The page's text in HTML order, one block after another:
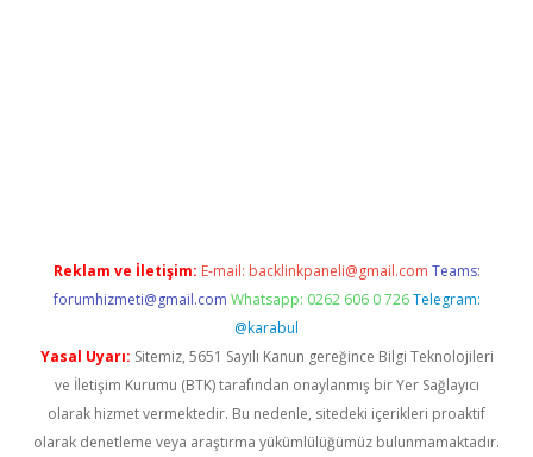
Reklam ve İletişim: E-mail: backlinkpaneli@gmail.com Teams:
forumhizmeti@gmail.com Whatsapp: 0262 606 0 726 Telegram:
@karabul
Yasal Uyarı: Sitemiz, 5651 Sayılı Kanun gereğince Bilgi Teknolojileri
ve İletişim Kurumu (BTK) tarafından onaylanmış bir Yer Sağlayıcı
olarak hizmet vermektedir. Bu nedenle, sitedeki içerikleri proaktif
olarak denetleme veya araştırma yükümlülüğümüz bulunmamaktadır.